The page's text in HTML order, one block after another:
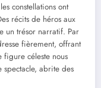
constellations ont
récits de héros aux
un trésor narratif. Par
fièrement, offrant
figure céleste nous
abrite des